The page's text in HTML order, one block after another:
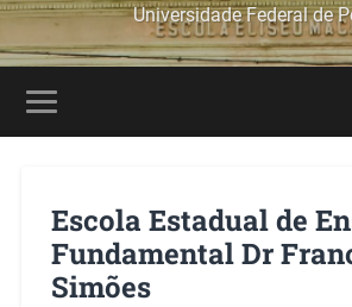
Universidade Federal de
Escola Estadual de
Fundamental Dr
Simões